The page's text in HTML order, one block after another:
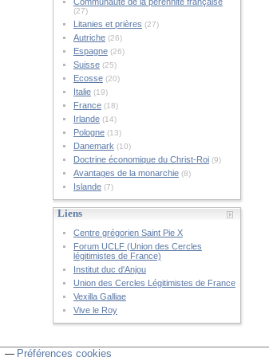
(27)
Litanies et prières (27)
Autriche(26)
Espagne(26)
Suisse(25)
Ecosse(20)
Italie(19)
France(18)
Irlande(14)
Pologne(13)
Danemark (10)
Doctrine économique du Christ-Roi(9)
Avantages de la monarchie(8)
Islande(7)
Liens
Centre grégorien Saint Pie X
Forum UCLF (Union des Cercles
légitimistes de France)
Institut duc d'Anjou
Union des Cercles Légitimistes de France
Vexilla Galliae
Vive le Roy
Préférences cookies